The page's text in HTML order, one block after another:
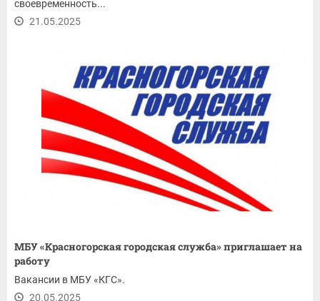
своевременность...
21.05.2025
МБУ «Красногорская городская служба» приглашает на
работу
Вакансии в МБУ «КГС».
20.05.2025